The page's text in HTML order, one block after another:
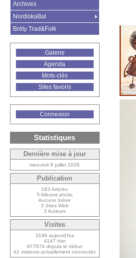
Archives
NordiskaBal
Bréty Trad&Folk
Galerie
Agenda
Mots-clés
Sites favoris
Connexion
Statistiques
Dernière mise à jour
mercredi 8 juillet 2026
Publication
163 Articles
5 Albums photo
Aucune brève
3 Sites Web
3 Auteurs
Visites
3198 aujourd’hui
4147 hier
977674 depuis le début
42 visiteurs actuellement connectés